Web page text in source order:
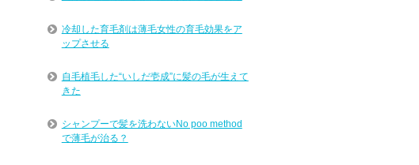
冷却した育毛剤は薄毛女性の育毛効果をア
ップさせる
自毛植毛した“いしだ壱成”に髪の毛が生えて
きた
シャンプーで髪を洗わないNo poo method
で薄毛が治る？